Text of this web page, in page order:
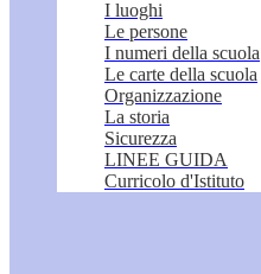
I luoghi
Le persone
I numeri della scuola
Le carte della scuola
Organizzazione
La storia
Sicurezza
LINEE GUIDA
Curricolo d'Istituto